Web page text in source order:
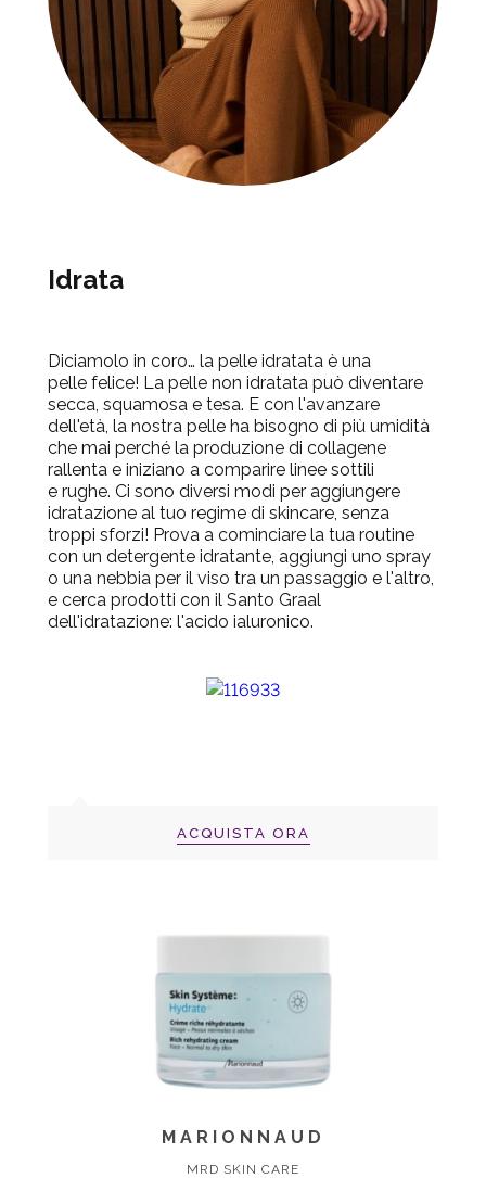
Idrata
Diciamolo in coro… la pelle idratata è una
pelle felice! La pelle non idratata può diventare
secca, squamosa e tesa. E con l'avanzare
dell'età, la nostra pelle ha bisogno di più umidità
che mai perché la produzione di collagene
rallenta e iniziano a comparire linee sottili
e rughe. Ci sono diversi modi per aggiungere
idratazione al tuo regime di skincare, senza
troppi sforzi! Prova a cominciare la tua routine
con un detergente idratante, aggiungi uno spray
o una nebbia per il viso tra un passaggio e l'altro,
e cerca prodotti con il Santo Graal
dell'idratazione: l'acido ialuronico.
ACQUISTA ORA
MARIONNAUD
MRD SKIN CARE